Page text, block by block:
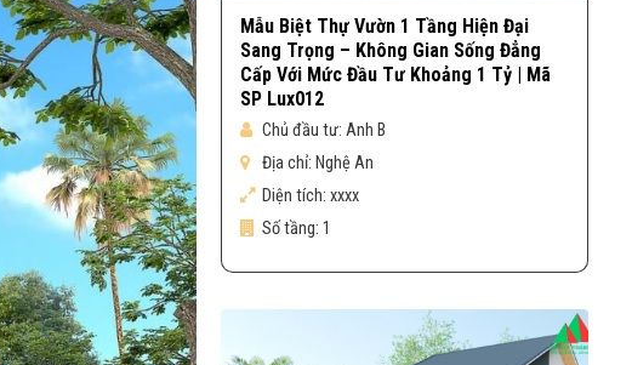
Mẫu Biệt Thự Vườn 1 Tầng Hiện Đại
Sang Trọng – Không Gian Sống Đẳng
Cấp Với Mức Đầu Tư Khoảng 1 Tỷ | Mã
SP Lux012
Chủ đầu tư: Anh B
Địa chỉ: Nghệ An
Diện tích: xxxx
Số tầng: 1